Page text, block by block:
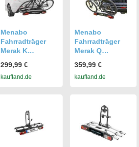
Menabo
Fahrradträger
Merak K
ng Heckträger
für 2 Fahrräder
299,99 €
kaufland.de
Menabo
Fahrradträger
Merak Q
ng Heckträger
für 2 Fahrräder
359,99 €
kaufland.de